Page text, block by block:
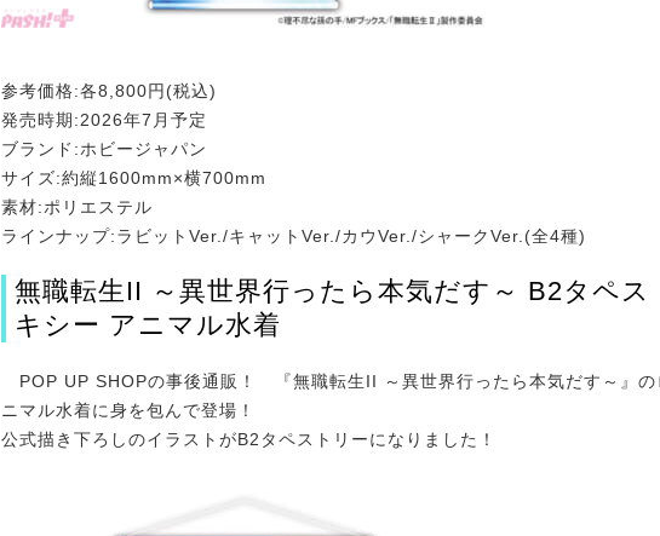
参考価格:各8,800円(税込)
発売時期:2026年7月予定
ブランド:ホビージャパン
サイズ:約縦1600mm×横700mm
素材:ポリエステル
ラインナップ:ラビットVer./キャットVer./カウVer./シャークVer.(全4種)
無職転生II ～異世界行ったら本気だす～ B2タペス
キシー アニマル水着
POP UP SHOPの事後通販！ 『無職転生II ～異世界行ったら本気だす～』の
ニマル水着に身を包んで登場！
公式描き下ろしのイラストがB2タペストリーになりました！